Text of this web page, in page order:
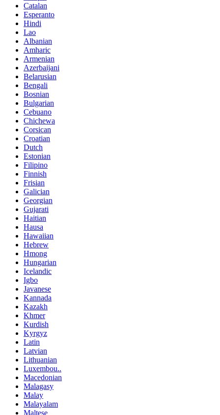
Catalan
Esperanto
Hindi
Lao
Albanian
Amharic
Armenian
Azerbaijani
Belarusian
Bengali
Bosnian
Bulgarian
Cebuano
Chichewa
Corsican
Croatian
Dutch
Estonian
Filipino
Finnish
Frisian
Galician
Georgian
Gujarati
Haitian
Hausa
Hawaiian
Hebrew
Hmong
Hungarian
Icelandic
Igbo
Javanese
Kannada
Kazakh
Khmer
Kurdish
Kyrgyz
Latin
Latvian
Lithuanian
Luxembou..
Macedonian
Malagasy
Malay
Malayalam
Maltese